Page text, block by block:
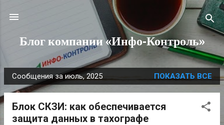
К основному контенту
Блог компании «Инфо-Контроль»
С
о
Сообщения за июль, 2025 ПОКАЗАТЬ ВСЕ
Блок СКЗИ: как обеспечивается
защита данных в тахографе